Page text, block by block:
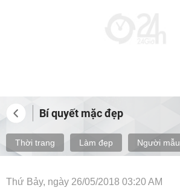
Bí quyết mặc đẹp
Thời trang Làm đẹp Người
Thứ Bảy, ngày 26/05/2018 03:20 AM